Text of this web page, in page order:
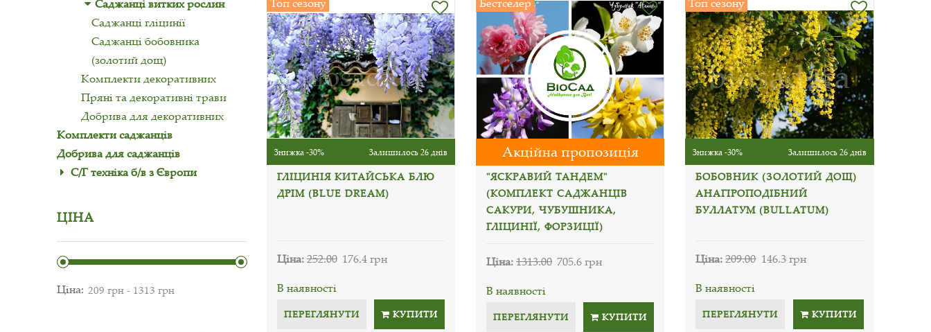
Саджанці витких рослин
Саджанці гліцинії
Саджанці бобовника
(золотий дощ)
Комплекти декоративних
Пряні та декоративні трави
Добрива для декоративних
Комплекти саджанців
Добрива для саджанців
С/Г техніка б/в з Європи
ЦІНА
Ціна:
Знижка -30% Залишилось 26 днів
ГЛІЦИНІЯ КИТАЙСЬКА БЛЮ
ДРІМ (BLUE DREAM)
Ціна:252.00 176.4 грн
В наявності
ПЕРЕГЛЯНУТИ КУПИТИ
Акційна пропозиція
"ЯСКРАВИЙ ТАНДЕМ"
(КОМПЛЕКТ САДЖАНЦІВ
САКУРИ, ЧУБУШНИКА,
ГЛІЦИНІЇ, ФОРЗИЦІЇ)
Ціна:1313.00 705.6 грн
В наявності
ПЕРЕГЛЯНУТИ КУПИТИ
Знижка -30% Залишилось 26 днів
БОБОВНИК (ЗОЛОТИЙ ДОЩ)
АНАГІРОПОДІБНИЙ
БУЛЛАТУМ (BULLATUM)
Ціна:209.00 146.3 грн
В наявності
ПЕРЕГЛЯНУТИ КУПИТИ